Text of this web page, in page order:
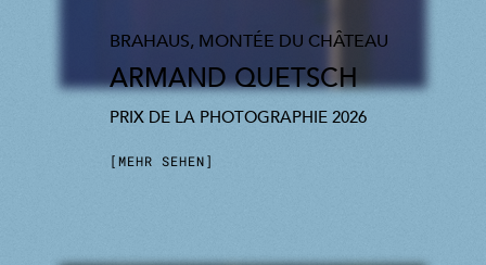
BRAHAUS, MONTÉE DU CHÂTEAU
ARMAND QUETSCH
PRIX DE LA PHOTOGRAPHIE 2026
MEHR SEHEN